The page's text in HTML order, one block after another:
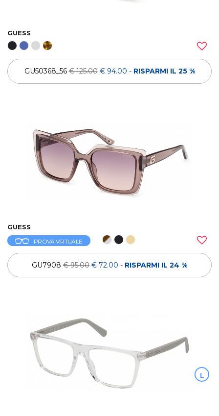
GUESS
GU50368_56€ 125.00 € 94.00 - RISPARMI IL 25 %
GUESS
PROVA VIRTUALE
GU7908 € 95.00 € 72.00 - RISPARMI IL 24 %
L